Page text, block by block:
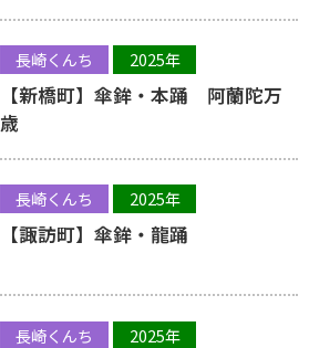
長崎くんち 2025年
【新橋町】傘鉾・本踊 阿蘭陀万
歳
長崎くんち 2025年
【諏訪町】傘鉾・龍踊
長崎くんち 2025年